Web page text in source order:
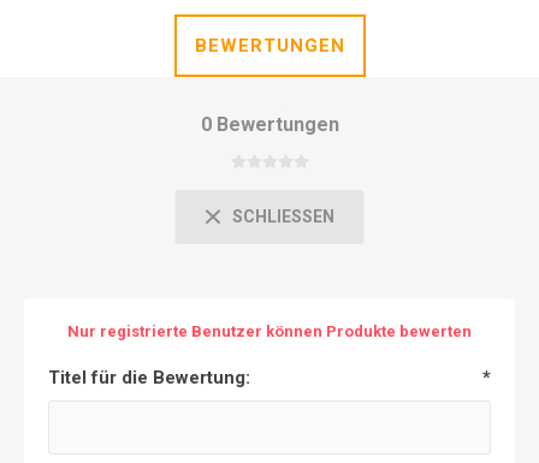
BEWERTUNGEN
0 Bewertungen
SCHLIESSEN
Nur registrierte Benutzer können Produkte bewerten
Titel für die Bewertung: *